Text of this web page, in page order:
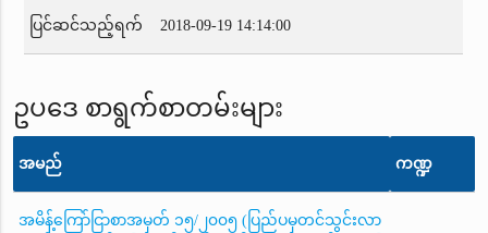
ပြင်ဆင်သည့်ရက် 2018-09-19 14:14:00
ဥပဒေ စာရွက်စာတမ်းများ
အမည် ကဏ္ဍ
အမိန့်ကြော်ငြာစာအမှတ် ၁၅/၂၀၀၅ (ပြည်ပမှတင်သွင်းလာ